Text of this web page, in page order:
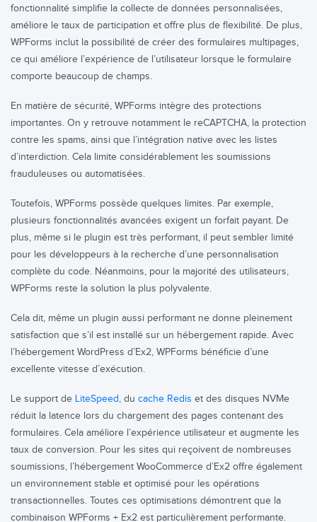
fonctionnalité simplifie la collecte de données personnalisées,
améliore le taux de participation et offre plus de flexibilité. De plus,
WPForms inclut la possibilité de créer des formulaires multipages,
ce qui améliore l’expérience de l’utilisateur lorsque le formulaire
comporte beaucoup de champs.
En matière de sécurité, WPForms intègre des protections
importantes. On y retrouve notamment le reCAPTCHA, la protection
contre les spams, ainsi que l’intégration native avec les listes
d’interdiction. Cela limite considérablement les soumissions
frauduleuses ou automatisées.
Toutefois, WPForms possède quelques limites. Par exemple,
plusieurs fonctionnalités avancées exigent un forfait payant. De
plus, même si le plugin est très performant, il peut sembler limité
pour les développeurs à la recherche d’une personnalisation
complète du code. Néanmoins, pour la majorité des utilisateurs,
WPForms reste la solution la plus polyvalente.
Cela dit, même un plugin aussi performant ne donne pleinement
satisfaction que s’il est installé sur un hébergement rapide. Avec
l’hébergement WordPress d’Ex2, WPForms bénéficie d’une
excellente vitesse d’exécution.
Le support de LiteSpeed, du cache Redis et des disques NVMe
réduit la latence lors du chargement des pages contenant des
formulaires. Cela améliore l’expérience utilisateur et augmente les
taux de conversion. Pour les sites qui reçoivent de nombreuses
soumissions, l’hébergement WooCommerce d’Ex2 offre également
un environnement stable et optimisé pour les opérations
transactionnelles. Toutes ces optimisations démontrent que la
combinaison WPForms + Ex2 est particulièrement performante.